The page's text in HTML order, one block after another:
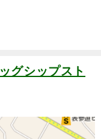
グシップスト